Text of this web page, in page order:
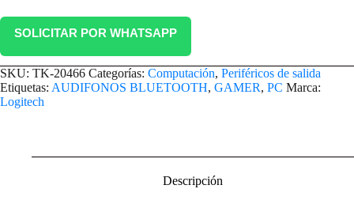
SOLICITAR POR WHATSAPP
SKU: TK-20466 Categorías: Computación, Periféricos de salida
Etiquetas: AUDIFONOS BLUETOOTH, GAMER, PC Marca:
Logitech
Descripción